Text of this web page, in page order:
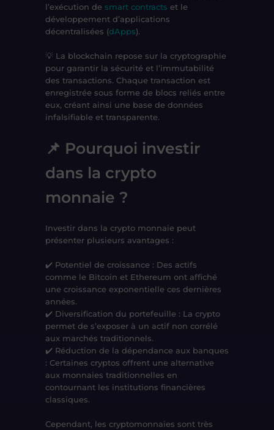
l’exécution de smart contracts et le
développement d’applications
décentralisées (dApps).
💡 La blockchain repose sur la cryptographie
pour garantir la sécurité et l’immutabilité
des transactions. Chaque transaction est
enregistrée sous forme de blocs reliés entre
eux, créant ainsi une base de données
infalsifiable et transparente.
📌 Pourquoi investir
dans la crypto
monnaie ?
Investir dans la crypto monnaie peut
présenter plusieurs avantages :
✔️ Potentiel de croissance : Des actifs
comme le Bitcoin et Ethereum ont affiché
une croissance exponentielle ces dernières
années.
✔️ Diversification du portefeuille : La crypto
permet de s’exposer à un actif non corrélé
aux marchés traditionnels.
✔️ Réduction de la dépendance aux banques
: Certaines cryptos offrent une alternative
aux monnaies traditionnelles en
contournant les institutions financières
classiques.
Cependant, les cryptomonnaies sont très